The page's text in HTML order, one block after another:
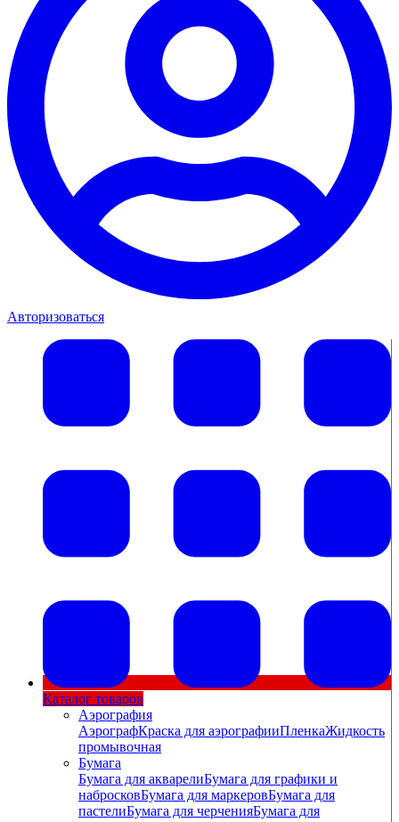
Авторизоваться
Каталог товаров
Аэрография
АэрографКраска для аэрографииПленкаЖидкость
промывочная
Бумага
Бумага для акварелиБумага для графики и
набросковБумага для маркеровБумага для
пастелиБумага для черченияБумага для